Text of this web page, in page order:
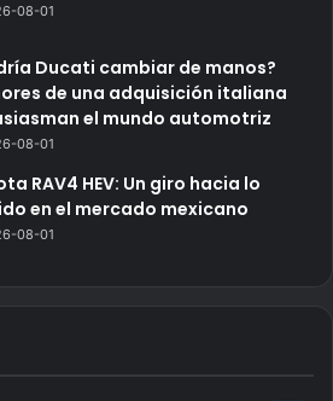
08-01
Ducati cambiar de manos?
de una adquisición italiana
el mundo automotriz
08-01
RAV4 HEV: Un giro hacia lo
en el mercado mexicano
08-01